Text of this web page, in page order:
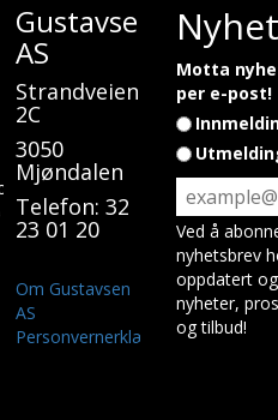
Gustavsen
AS
Strandveien
2C
3050
Mjøndalen
Telefon: 32
23 01 20
Om Gustavsen
AS
Personvernerklæring
Motta
per e-post!
Ved å
nyhetsbrev
oppdatert
nyheter,
og tilbud!